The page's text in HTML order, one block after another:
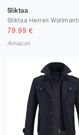
Sliktaa
79.99 €
Amazon